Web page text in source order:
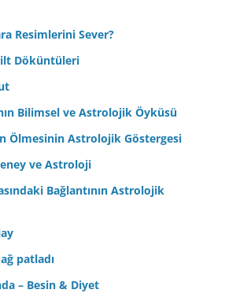
Resimlerini Sever?
Döküntüleri
Bilimsel ve Astrolojik Öyküsü
Ölmesinin Astrolojik Göstergesi
ve Astroloji
Bağlantının Astrolojik
patladı
– Besin & Diyet